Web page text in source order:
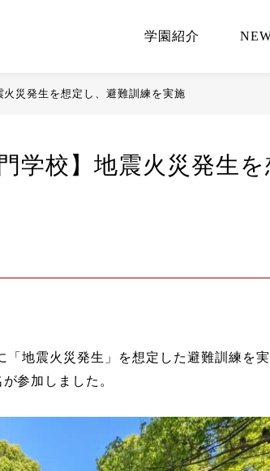
学園紹介
火災発生を想定し、避難訓練を実施
学校】地震火災発生
地震火災発生」を想定した避難訓練を実
参加しました。